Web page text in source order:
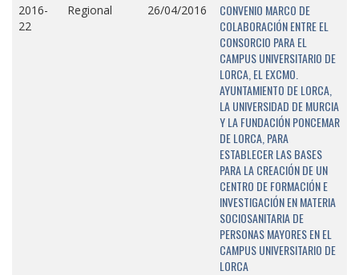
2016-
22
Regional 26/04/2016
CONVENIO MARCO DE
COLABORACIÓN ENTRE EL
CONSORCIO PARA EL
CAMPUS UNIVERSITARIO DE
LORCA, EL EXCMO.
AYUNTAMIENTO DE LORCA,
LA UNIVERSIDAD DE MURCIA
Y LA FUNDACIÓN PONCEMAR
DE LORCA, PARA
ESTABLECER LAS BASES
PARA LA CREACIÓN DE UN
CENTRO DE FORMACIÓN E
INVESTIGACIÓN EN MATERIA
SOCIOSANITARIA DE
PERSONAS MAYORES EN EL
CAMPUS UNIVERSITARIO DE
LORCA